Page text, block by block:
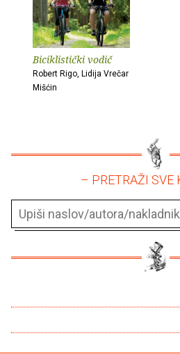
Biciklistički vodič
Robert Rigo, Lidija Vrečar
Mišćin
– PRETRAŽI SVE